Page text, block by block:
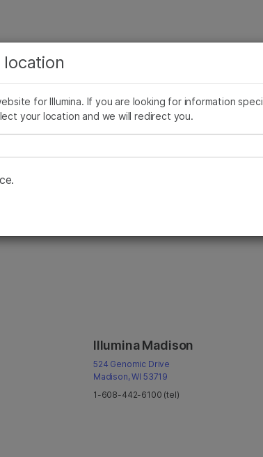
원
Security Issues
Illumina Madison
524 Genomic Drive
Madison, WI 53719
1-608-442-6100 (tel)
location
for Illumina. If you are looking for information
your location and we will redirect you.
은 콘텐츠를 확인하실 수 있습니다. 주요
해 주세요:
×
구
생식 보건 연구
유전 및 희귀 질환 연구